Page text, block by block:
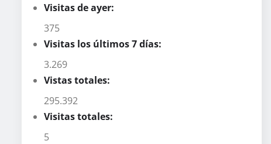
Visitas de ayer:
375
Visitas los últimos 7 días:
3.269
Vistas totales:
295.392
Visitas totales:
5